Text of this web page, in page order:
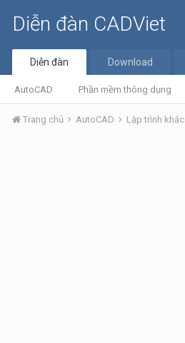
Diễn đàn CADViet
Diễn đàn
AutoCAD Phần mềm thông dụng
Download
Trang chủ AutoCAD Lập trình khác